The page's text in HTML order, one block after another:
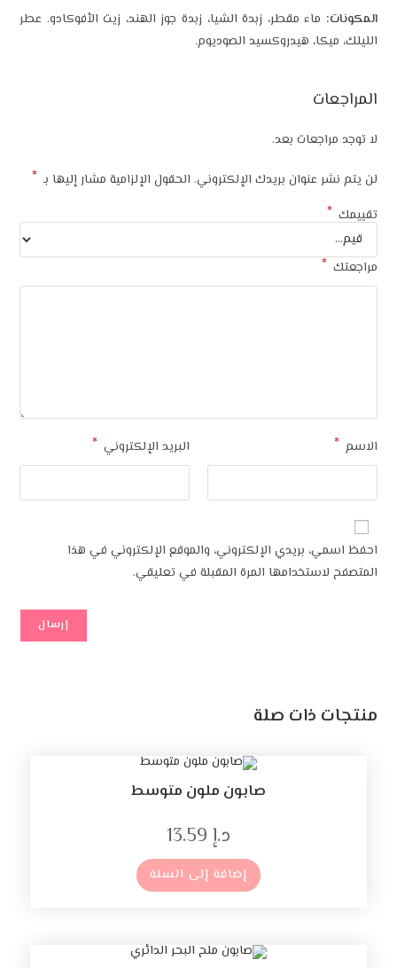
مقطر، زبدة الشيا، زبدة جوز الهند، زيت الأفوكادو. عطر
هيدروكسيد الصوديوم.
بعد.
بريدك الإلكتروني. الحقول الإلزامية مشار إليها بـ*
البريد الإلكتروني*
بريدي الإلكتروني، والموقع الإلكتروني في هذا
المرة المقبلة في تعليقي.
ذات صلة
صابون ملون متوسط
إضافة إلى السلة